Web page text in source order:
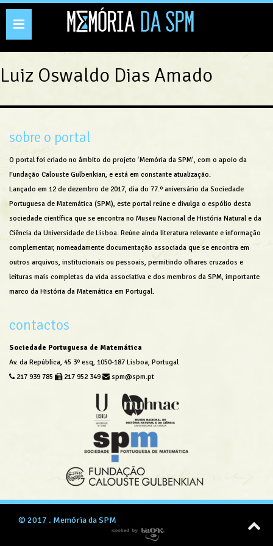
Toggle
navigation
Luiz Oswaldo Dias Amado
sobre o portal
O portal foi criado no âmbito do projeto ‘Memória da SPM’, com o apoio da
Fundação Calouste Gulbenkian, e está em constante atualização.
Lançado em 12 de dezembro de 2017, dia do 77.º aniversário da Sociedade
Portuguesa de Matemática (SPM), este portal reúne e divulga o espólio desta
sociedade científica que se encontra no Museu Nacional de História Natural e da
Ciência da Universidade de Lisboa. Reúne ainda literatura relevante e informação
complementar, nomeadamente documentação associada que se encontra em
outros arquivos, institucionais ou pessoais, permitindo olhares cruzados e
leituras mais completas da vida associativa e dos membros da SPM, importante
marco da História da Matemática em Portugal.
contactos
Sociedade Portuguesa de Matemática
Av. da República, 45 3º esq, 1050-187 Lisboa, Portugal
217 939 785
217 952 349 spm@spm.pt
© 2017 . Memória da SPM